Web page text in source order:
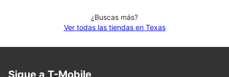
¿Buscas más?
Ver todas las tiendas en Texas